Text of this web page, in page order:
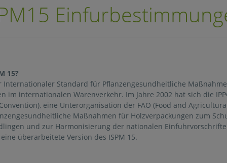
15?
Internationaler Standard für Pflanzengesundheitliche
im internationalen Warenverkehr. Im Jahre 2002 hat sich die
eine Unterorganisation der FAO (Food and
Maßnahmen für Holzverpackungen zum
und zur Harmonisierung der nationalen
überarbeitete Version des ISPM 15.